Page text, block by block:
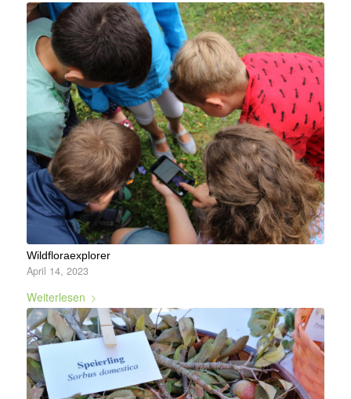
Wildfloraexplorer
April 14, 2023
Weiterlesen